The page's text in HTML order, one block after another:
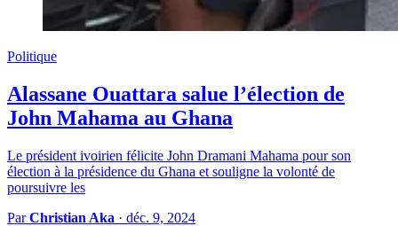
Politique
Alassane Ouattara salue l’élection de
John Mahama au Ghana
Le président ivoirien félicite John Dramani Mahama pour son
élection à la présidence du Ghana et souligne la volonté de
poursuivre les
ParChristian Aka · déc. 9, 2024